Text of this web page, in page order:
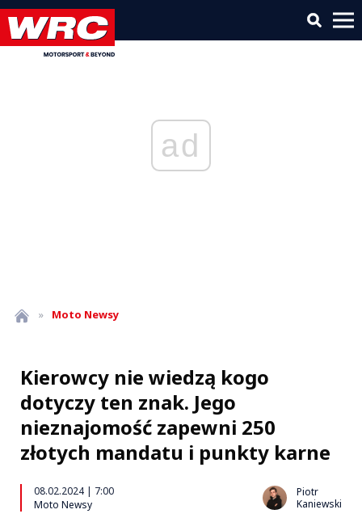
ad
» Moto Newsy
Kierowcy nie wiedzą kogo
dotyczy ten znak. Jego
nieznajomość zapewni 250
złotych mandatu i punkty karne
08.02.2024 | 7:00
Moto Newsy
Piotr
Kaniewski